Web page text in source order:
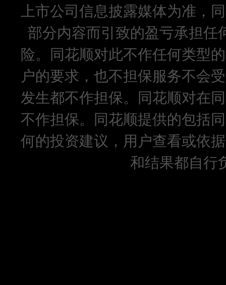
上市公司信息披露媒体为准，
部分内容而引致的盈亏承担任
险。同花顺对此不作任何类型
户的要求，也不担保服务不会
发生都不作担保。同花顺对在
不作担保。同花顺提供的包括
何的投资建议，用户查看或依
和结果都自行